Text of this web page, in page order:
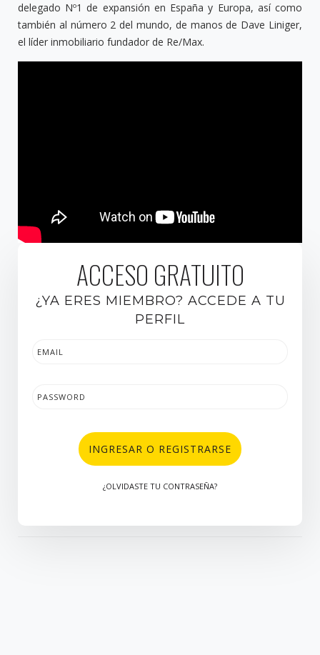
delegado Nº1 de expansión en España y Europa, así como
también al número 2 del mundo, de manos de Dave Liniger,
el líder inmobiliario fundador de Re/Max.
ACCESO GRATUITO
¿YA ERES MIEMBRO? ACCEDE A TU
PERFIL
INGRESAR O REGISTRARSE
¿OLVIDASTE TU CONTRASEÑA?